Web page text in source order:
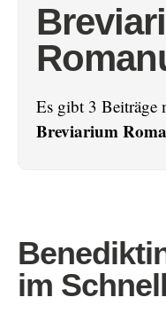
Es gibt 3 Beiträge
Breviarium
im